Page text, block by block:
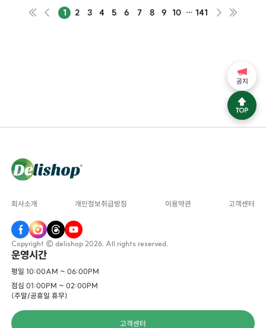
1 2 3 4 5 6 7 8 9 10 … 141
회사소개 개인정보취급방침 이용약관 고객센터
Copyright © delishop 2026. All rights reserved.
운영시간
평일 10:00AM ~ 06:00PM
점심 01:00PM ~ 02:00PM
(주말/공휴일 휴무)
고객센터
공지